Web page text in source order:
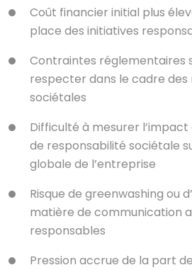
Coût financier initial plus
place des initiatives
Contraintes réglementaires
respecter dans le cadre des
sociétales
Difficulté à mesurer
de responsabilité sociétale
globale de l’entreprise
Risque de greenwashing ou
matière de communication
responsables
Pression accrue de la part